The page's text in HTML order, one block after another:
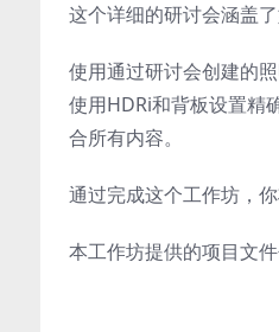
这个详细的研讨会涵盖
使用通过研讨会创建的
使用HDRi和背板设置精
合所有内容。
通过完成这个工作坊，
本工作坊提供的项目文